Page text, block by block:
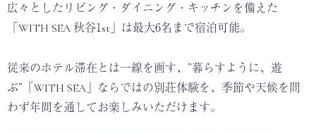
広々としたリビング・ダイニング・キッチンを備えた
「WITH SEA 秋谷1st」は最大6名まで宿泊可能。
従来のホテル滞在とは一線を画す、”暮らすように、遊
ぶ”「WITH SEA」ならではの別荘体験を、季節や天候を問
わず年間を通してお楽しみいただけます。